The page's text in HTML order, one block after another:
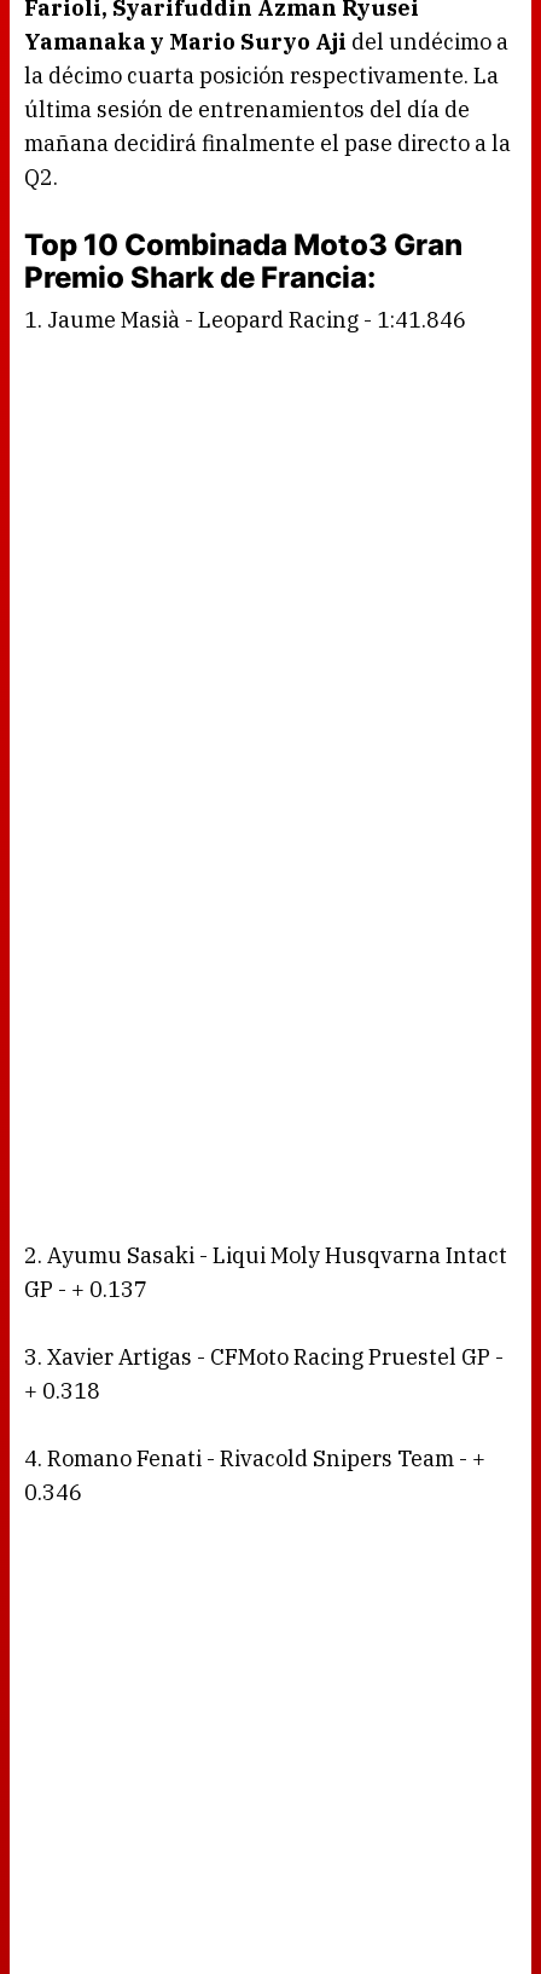
Farioli, Syarifuddin Azman Ryusei
Yamanaka y Mario Suryo Aji del undécimo a
la décimo cuarta posición respectivamente. La
última sesión de entrenamientos del día de
mañana decidirá finalmente el pase directo a la
Q2.
Top 10 Combinada Moto3 Gran
Premio Shark de Francia:
1. Jaume Masià - Leopard Racing - 1:41.846
2. Ayumu Sasaki - Liqui Moly Husqvarna Intact
GP - + 0.137
3. Xavier Artigas - CFMoto Racing Pruestel GP -
+ 0.318
4. Romano Fenati - Rivacold Snipers Team - +
0.346